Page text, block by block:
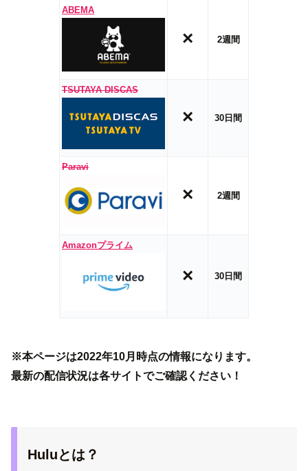
ABEMA
× 2週間
TSUTAYA DISCAS
× 30日間
Paravi
× 2週間
Amazonプライム
× 30日間
※本ページは2022年10月時点の情報になります。
最新の配信状況は各サイトでご確認ください！
Huluとは？